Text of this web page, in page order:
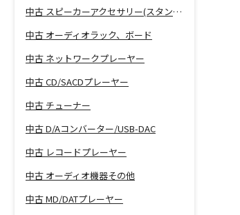
中古 スピーカーアクセサリー(スタンド等)
中古 オーディオラック、ボード
中古 ネットワークプレーヤー
中古 CD/SACDプレーヤー
中古 チューナー
中古 D/Aコンバーター/USB-DAC
中古 レコードプレーヤー
中古 オーディオ機器その他
中古 MD/DATプレーヤー